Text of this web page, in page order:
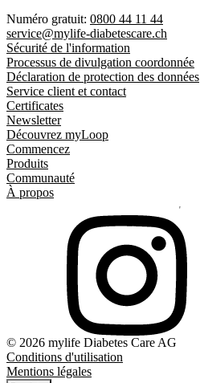
Numéro gratuit: 0800 44 11 44
service@mylife-diabetescare.ch
Sécurité de l'information
Processus de divulgation coordonnée
Déclaration de protection des données
Service client et contact
Certificates
Newsletter
Découvrez myLoop
Commencez
Produits
Communauté
À propos
© 2026 mylife Diabetes Care AG
Conditions d'utilisation
Mentions légales